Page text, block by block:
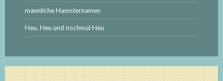
männliche Hamsternamen
Heu, Heu und nochmal Heu